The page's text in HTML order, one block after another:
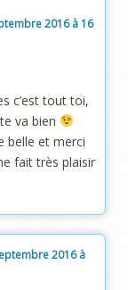
2016 à 16
c’est tout toi,
va bien
belle et merci
fait très plaisir
2016 à